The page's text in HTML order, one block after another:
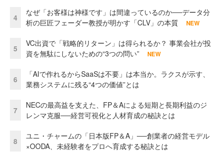
4
なぜ「お客様は神様です」は間違っているのか──データ分
析の巨匠フェーダー教授が明かす「CLV」の本質
NEW
5
VC出資で「戦略的リターン」は得られるか？ 事業会社が投
資を無駄にしないための“3つの問い”
NEW
6
「AIで作れるからSaaSは不要」は本当か。ラクスが示す、
業務システムに残る“4つの価値”とは
7
NECの最高益を支えた、FP＆Aによる短期と長期利益のジ
レンマ克服──経営可視化と人材育成の秘訣とは
8
ユニ・チャームの「日本版FP＆A」──創業者の経営モデル
×OODA、未経験者をプロへ育成する秘訣とは